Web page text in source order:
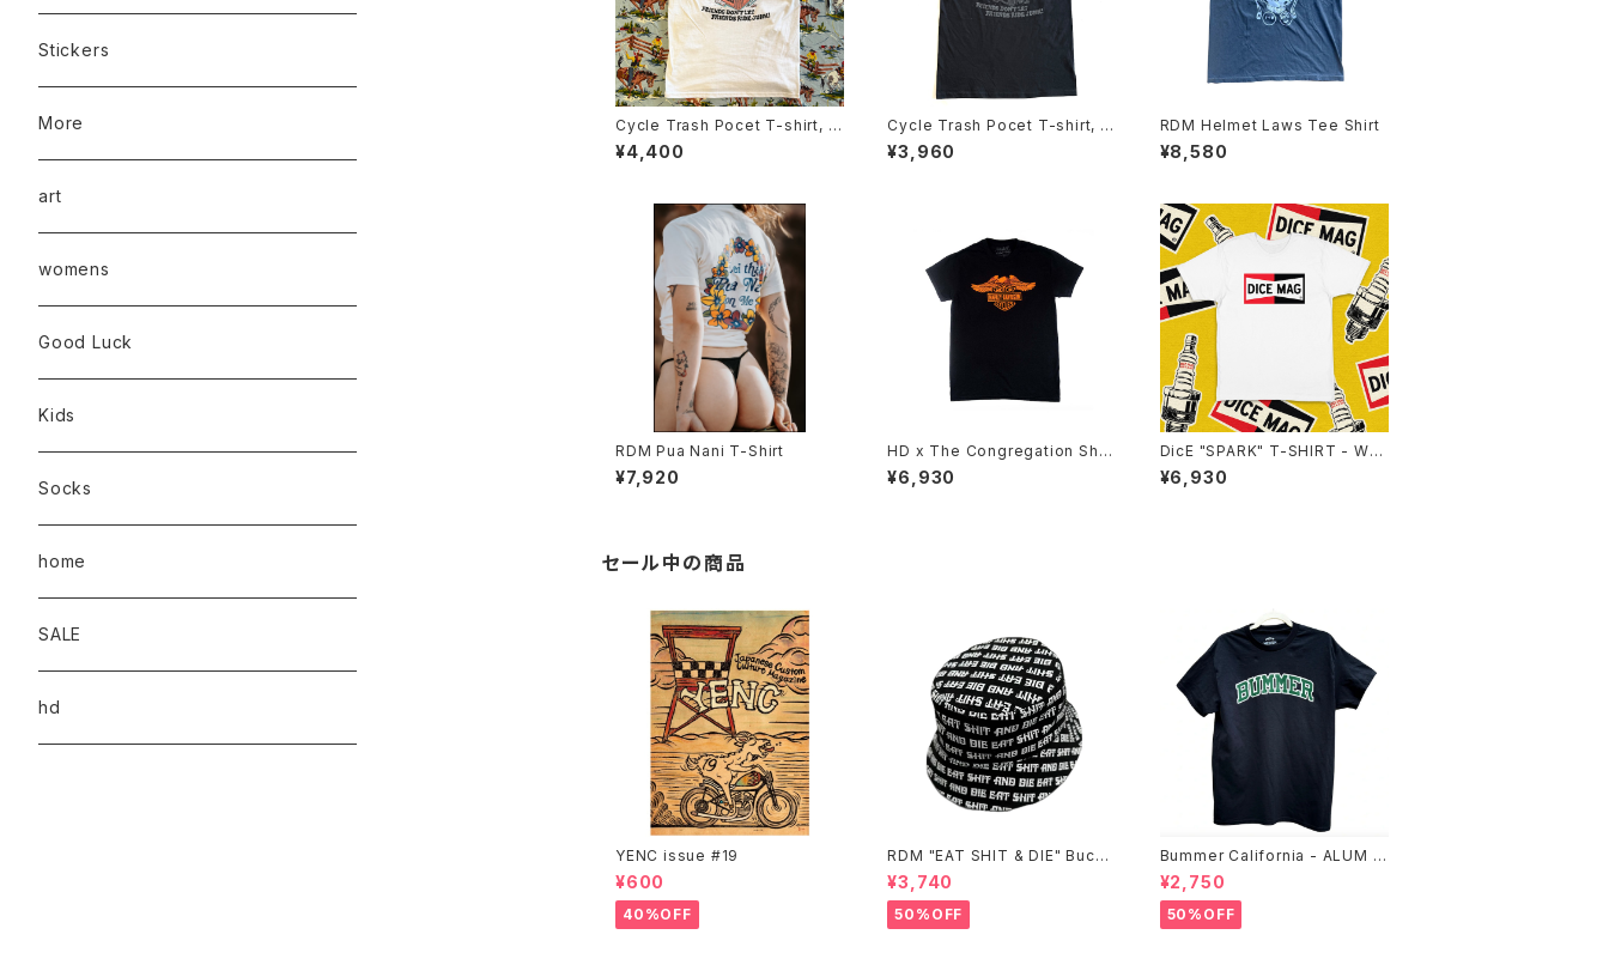
Cycle Trash Pocet T-shirt, W
hite- coral/teal “crate” by Bu
rrito Breath
¥4,400
Cycle Trash Pocet T-shirt, Bl
ack Stealth “crate” by Burrito
Breath
¥3,960
RDM Helmet Laws Tee Shirt
¥8,580
RDM Pua Nani T-Shirt
¥7,920
HD x The Congregation Sho
w 2025 Tee - Black
¥6,930
DicE "SPARK" T-SHIRT - WHI
TE
¥6,930
セール中の商品
YENC issue #19
¥600
40%OFF
RDM "EAT SHIT & DIE" Bucke
t Hat
¥3,740
50%OFF
Bummer California - ALUM T
-SHIRT,black
¥2,750
50%OFF
Stickers
More
art
womens
Good Luck
Kids
Socks
home
SALE
hd